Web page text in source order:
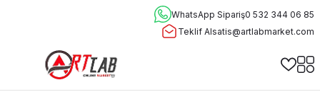
WhatsApp Sipariş0 532 344 06 85
Teklif Alsatis@artlabmarket.com